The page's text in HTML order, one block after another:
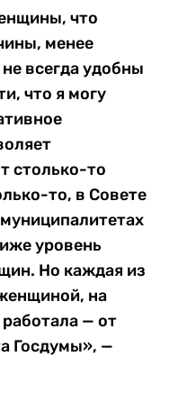
что
менее
всегда удобны
что я могу
столько-то
то, в Совете
уровень
Но каждая из
на
— от
Госдумы», —